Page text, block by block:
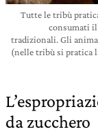
Tutte le tribù
consumati il
tradizionali. Gli
(nelle tribù si pratica
da zucchero